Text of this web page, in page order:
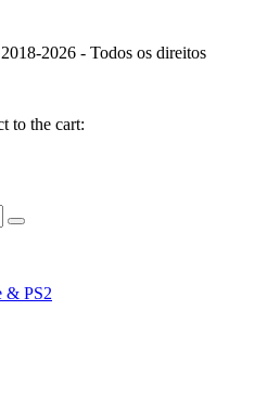
2026 - Todos os direitos
to the cart:
& PS2